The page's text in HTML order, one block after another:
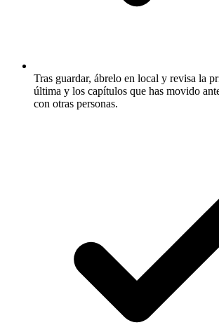
Tras guardar, ábrelo en local y revisa la
última y los capítulos que has movido
con otras personas.